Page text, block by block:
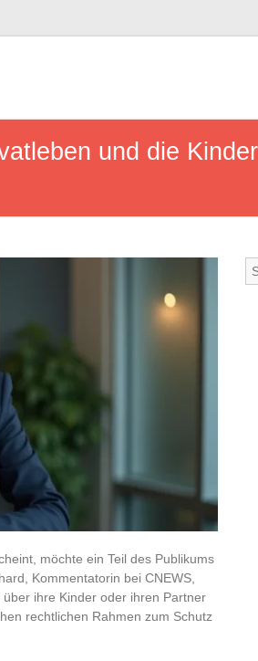
und die
möchte ein Teil des Publikums
Kommentatorin bei CNEWS,
ihre Kinder oder ihren Partner
rechtlichen Rahmen zum Schutz